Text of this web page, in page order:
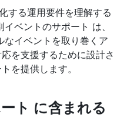
する運用要件を理解する
ベントのサポート は、
イベントを取り巻くア
を支援するために設計さ
を提供します。
ト に含まれる